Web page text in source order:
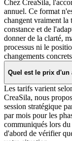
Chez CreaSila,
annuel. Ce format
changent vraiment la
constance et de
donner de la clarté,
processus ni le
changements
Quel est le prix d'un
Les tarifs varient
CreaSila, nous
session stratégique
par mois pour les
communiqués lors
d'abord de vérifier